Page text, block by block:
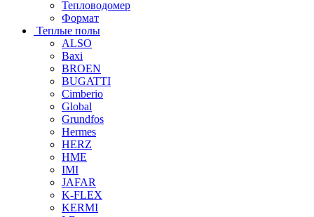
Тепловодомер
Формат
Теплые полы
ALSO
Baxi
BROEN
BUGATTI
Cimberio
Global
Grundfos
Hermes
HERZ
HME
IMI
JAFAR
K-FLEX
KERMI